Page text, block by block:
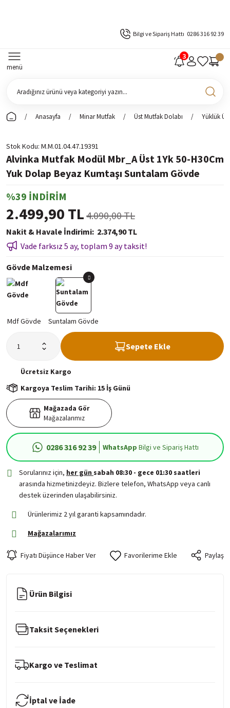
Bilgi ve Sipariş Hattı 0286 316 92 39
menü
Anasayfa Minar Mutfak Üst Mutfak Dolabı Yüklük
Stok Kodu M.M.01.04.47.19391
Alvinka Mutfak Modül Mbr_A Üst 1Yk 50-H30Cm
Yuk Dolap Beyaz Kumtaşı Suntalam Gövde
%39 İNDİRİM
2.499,90 TL 4.090,00 TL
Nakit & Havale İndirimi 2.374,90 TL
Vade farksız 5 ay, toplam 9 ay taksit!
Gövde Malzemesi
Sepete Ekle
Ücretsiz Kargo
Kargoya Teslim Tarihi: 15 İş Günü
Mağazada Gör
Mağazalarımız
0286 316 92 39 WhatsApp Bilgi ve Sipariş Hattı
Sorularınız için, her gün sabah 08:30 - gece 01:30 saatleri
arasında hizmetinizdeyiz. Bizlere telefon, WhatsApp veya canlı
destek üzerinden ulaşabilirsiniz.
Ürünlerimiz 2 yıl garanti kapsamındadır.
Mağazalarımız
Fiyatı Düşünce Haber Ver Paylaş
Ürün Bilgisi
Taksit Seçenekleri
Kargo ve Teslimat
İptal ve İade